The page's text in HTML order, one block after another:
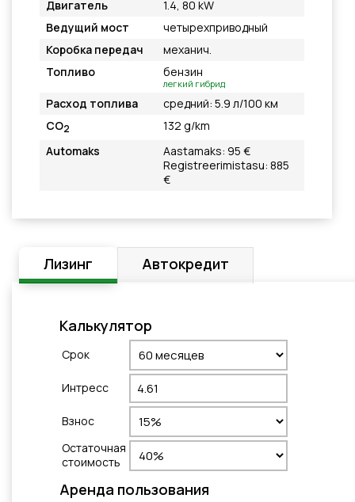
Двигатель
1.4, 80 kW
Ведущий мост
четырехприводный
Коробка передач
механич.
Топливо
бензин
легкий гибрид
Расход топлива
средний: 5.9 л/100 км
CO2
132 g/km
Automaks
Aastamaks: 95 €
Registreerimistasu: 885
€
Лизинг Автокредит
Калькулятор
Cрок
Интресс
Взнос
Остаточная
стоимость
Aренда пользования